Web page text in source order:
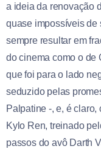
a ideia da renovação
quase impossíveis de
sempre resultar em
do cinema como o de
que foi para o lado
seduzido pelas
Palpatine -, e, é
Kylo Ren, treinado
passos do avô Darth